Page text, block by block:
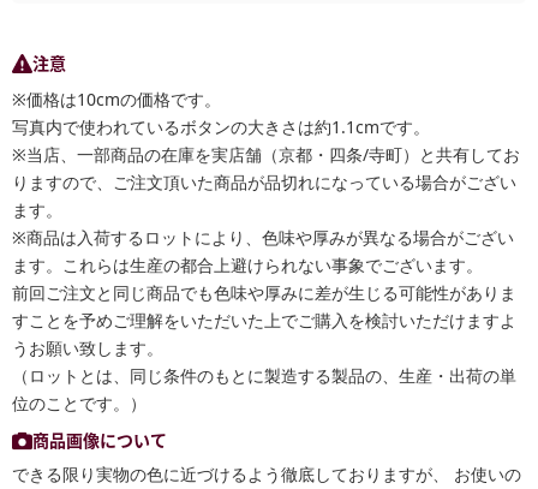
注意
※価格は10cmの価格です。
写真内で使われているボタンの大きさは約1.1cmです。
※当店、一部商品の在庫を実店舗（京都・四条/寺町）と共有してお
りますので、ご注文頂いた商品が品切れになっている場合がござい
ます。
※商品は入荷するロットにより、色味や厚みが異なる場合がござい
ます。これらは生産の都合上避けられない事象でございます。
前回ご注文と同じ商品でも色味や厚みに差が生じる可能性がありま
すことを予めご理解をいただいた上でご購入を検討いただけますよ
うお願い致します。
（ロットとは、同じ条件のもとに製造する製品の、生産・出荷の単
位のことです。）
商品画像について
できる限り実物の色に近づけるよう徹底しておりますが、 お使いの